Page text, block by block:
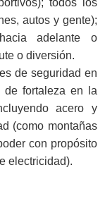
todos los
autos y gente);
adelante o
o diversión.
de seguridad en
de fortaleza en la
acero y
(como montañas
con propósito
electricidad).